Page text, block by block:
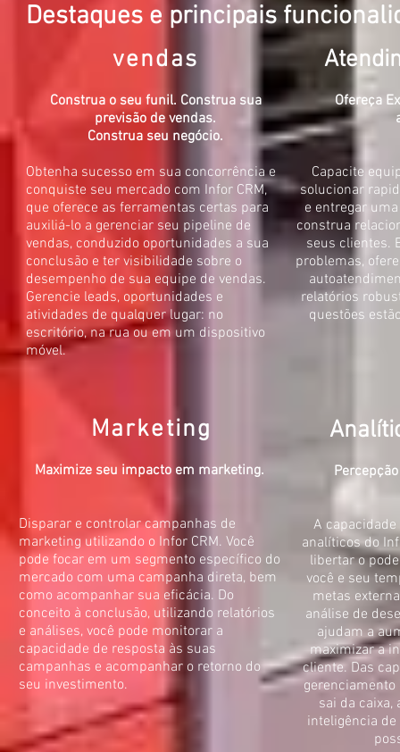
Destaques e principais
vendas
Construa o seu funil. Construa sua
previsão de vendas.
Construa seu negócio.
Obtenha sucesso em sua concorrência e
conquiste seu mercado com Infor CRM,
que oferece as ferramentas certas para
auxiliá-lo a gerenciar seu pipeline de
vendas, conduzido oportunidades a sua
conclusão e ter visibilidade sobre o
desempenho de sua equipe de vendas.
Gerencie leads, oportunidades e
atividades de qualquer lugar: no
escritório, na rua ou em um dispositivo
móvel.
Ofereça
Capacite
solucionar
e entregar
construa
seus clientes.
problemas,
relatórios
questões
Marketing
Maximize seu impacto em marketing.
Disparar e controlar campanhas de
marketing utilizando o Infor CRM. Você
pode focar em um segmento específico do
mercado com uma campanha direta, bem
como acompanhar sua eficácia. Do
conceito à conclusão, utilizando relatórios
e análises, você pode monitorar a
capacidade de resposta às suas
campanhas e acompanhar o retorno do
seu investimento.
A
analíticos do
libertar o
você e seu
metas
análise de
ajudam a
maximizar a
cliente. Das
gerenciamento
sai da caixa,
inteligência de